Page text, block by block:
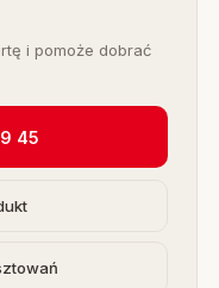
i pomoże dobrać
45